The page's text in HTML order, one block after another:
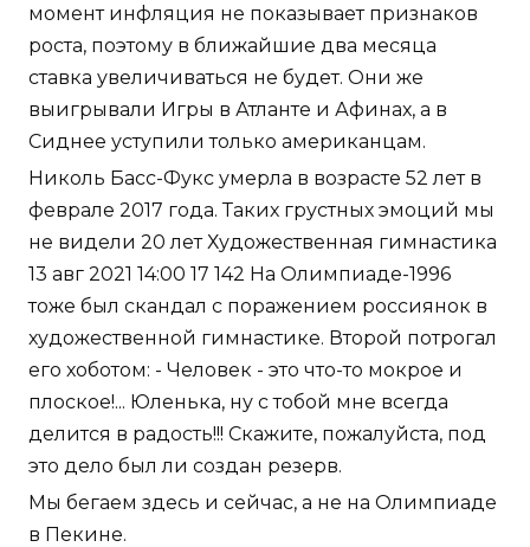
момент инфляция не показывает признаков
роста, поэтому в ближайшие два месяца
ставка увеличиваться не будет. Они же
выигрывали Игры в Атланте и Афинах, а в
Сиднее уступили только американцам.
Николь Басс-Фукс умерла в возрасте 52 лет в
феврале 2017 года. Таких грустных эмоций мы
не видели 20 лет Художественная гимнастика
13 авг 2021 14:00 17 142 На Олимпиаде-1996
тоже был скандал с поражением россиянок в
художественной гимнастике. Второй потрогал
его хоботом: - Человек - это что-то мокрое и
плоское!... Юленька, ну с тобой мне всегда
делится в радость!!! Скажите, пожалуйста, под
это дело был ли создан резерв.
Мы бегаем здесь и сейчас, а не на Олимпиаде
в Пекине.